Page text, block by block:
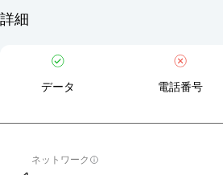
詳細
データ 電話番号
ネットワーク